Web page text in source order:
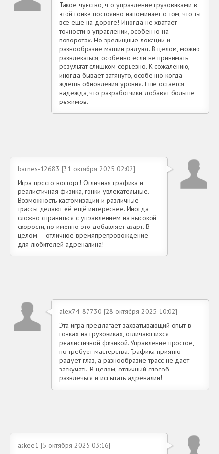
Такое чувство, что управление грузовиками в
этой гонке постоянно напоминает о том, что ты
все еще на дороге! Иногда не хватает
точности в управлении, особенно на
поворотах. Но зрелищные локации и
разнообразие машин радуют. В целом, можно
развлекаться, особенно если не принимать
результат слишком серьезно. К сожалению,
иногда бывает затянуто, особенно когда
ждешь обновления уровня. Ещё остаётся
надежда, что разработчики добавят больше
режимов.
barnes-12683 [31 октября 2025 02:02]
Игра просто восторг! Отличная графика и
реалистичная физика, гонки увлекательные.
Возможность кастомизации и различные
трассы делают её ещё интереснее. Иногда
сложно справиться с управлением на высокой
скорости, но именно это добавляет азарт. В
целом — отличное времяпрепровождение
для любителей адреналина!
alex74-87730 [28 октября 2025 10:02]
Эта игра предлагает захватывающий опыт в
гонках на грузовиках, отличающихся
реалистичной физикой. Управление простое,
но требует мастерства. Графика приятно
радует глаз, а разнообразие трасс не дает
заскучать. В целом, отличный способ
развлечься и испытать адреналин!
askee1 [5 октября 2025 03:16]